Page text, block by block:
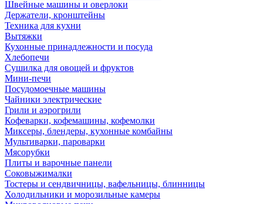
Швейные машины и оверлоки
Держатели, кронштейны
Техника для кухни
Вытяжки
Кухонные принадлежности и посуда
Хлебопечи
Сушилка для овощей и фруктов
Мини-печи
Посудомоечные машины
Чайники электрические
Грили и аэрогрили
Кофеварки, кофемашины, кофемолки
Миксеры, блендеры, кухонные комбайны
Мультиварки, пароварки
Мясорубки
Плиты и варочные панели
Соковыжималки
Тостеры и сендвичницы, вафельницы, блинницы
Холодильники и морозильные камеры